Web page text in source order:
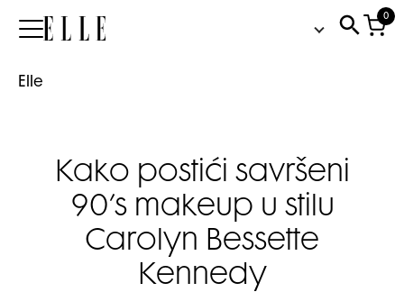
Elle
0
Elle
Kako postići savršeni
90’s makeup u stilu
Carolyn Bessette
Kennedy